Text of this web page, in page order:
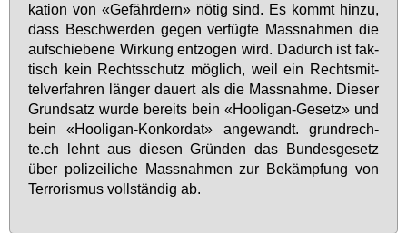
ka­ti­on von «Ge­fähr­dern» nö­tig sind. Es kommt hin­zu,
dass Be­schwer­den ge­gen ver­füg­te Mass­nah­men die
auf­schie­be­ne Wir­kung ent­zo­gen wird. Da­durch ist fak­
tisch kein Rechts­schutz mög­lich, weil ein Rechts­mit­
tel­ver­fah­ren län­ger dau­ert als die Mass­nah­me. Die­ser
Grund­satz wur­de be­reits bein «Hoo­li­gan-Ge­setz» und
bein «Hoo­li­gan-Kon­kor­dat» an­ge­wandt. grund­rech­
te.ch lehnt aus die­sen Grün­den das Bun­des­ge­setz
über po­li­zei­li­che Mass­nah­men zur Be­kämp­fung von
Ter­ro­ris­mus voll­stän­dig ab.